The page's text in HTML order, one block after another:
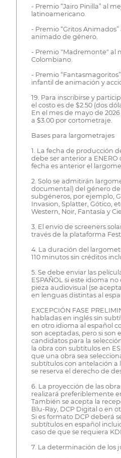
- Premio “Jairo Pinilla” al
latinoamericano.
- Premio “Gritos
animado de género.
- Premio "Madremonte" al
Colombiano.
- Premio
infantil de animación y
19. Para inscribirse y
el costo es de $2.50 (dos
En el mes de mayo de
a $3.00 por cortometraje.
Bases para largometrajes
1. La fecha de producción
debe ser anterior a ENERO
fecha es anterior el
2. Solo se admitirán
documental) del género de
subgéneros, por ejemplo,
Invasion, Splatter, Gótico,
Western, Noir, Fantasía y
3. El envío de screeners
través de la plataforma
4. La duración del
110 minutos sin créditos
5. Se debe enviar las
ESPAÑOL si este idioma
pieza audiovisual (se
en lenguas distintas al
EXCEPCIÓN FASE
habladas en inglés sin
en otro idioma al español
son aceptadas, pero si son
candidatos para la
la obra con subtítulos en
que una obra sea
subtítulos con antelación a
se reserva el derecho de
6. La proyección de las
realizará preferiblemente
También se acepta la
Blu-Ray, DCP Digital o en
Si es formato DCP deberá
subtítulos en español
caso de que se requiera
7. La determinación de los